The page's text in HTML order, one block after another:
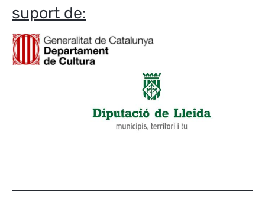
suport de: